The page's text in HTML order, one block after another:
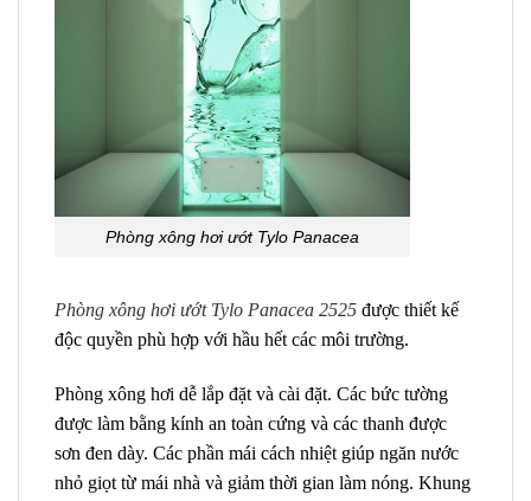
Phòng xông hơi ướt Tylo Panacea
Phòng xông hơi ướt Tylo Panacea 2525 được thiết kế
độc quyền phù hợp với hầu hết các môi trường.
Phòng xông hơi dễ lắp đặt và cài đặt. Các bức tường
được làm bằng kính an toàn cứng và các thanh được
sơn đen dày. Các phần mái cách nhiệt giúp ngăn nước
nhỏ giọt từ mái nhà và giảm thời gian làm nóng. Khung